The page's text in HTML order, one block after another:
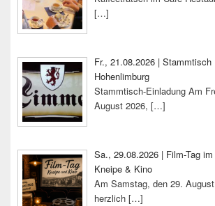
[…]
Fr., 21.08.2026 | Stammtisch
Hohenlimburg
Stammtisch-Einladung Am
August 2026, […]
Sa., 29.08.2026 | Film-Tag
Kneipe & Kino
Am Samstag, den 29.
herzlich […]